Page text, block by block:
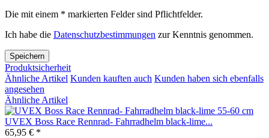
Die mit einem * markierten Felder sind Pflichtfelder.
Ich habe die Datenschutzbestimmungen zur Kenntnis genommen.
Speichern
Produktsicherheit
Ähnliche Artikel Kunden kauften auch Kunden haben sich ebenfalls
angesehen
Ähnliche Artikel
UVEX Boss Race Rennrad- Fahrradhelm black-lime...
65,95 € *